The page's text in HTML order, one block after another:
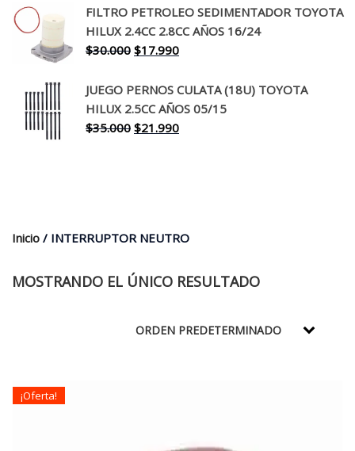
original
era:
$260.000.
actual
es:
FILTRO PETROLEO SEDIMENTADOR TOYOTA
HILUX 2.4CC 2.8CC AÑOS 16/24
$30.000 El
original
era:
$30.000.
$17.990El
actual
es:
$17.990.
JUEGO PERNOS CULATA (18U) TOYOTA
HILUX 2.5CC AÑOS 05/15
$35.000 El
$21.990El
Inicio / INTERRUPTOR NEUTRO
MOSTRANDO EL ÚNICO RESULTADO
¡Oferta!